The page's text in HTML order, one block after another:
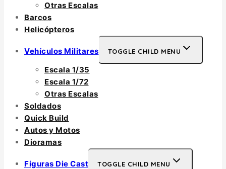
Otras Escalas
Barcos
Helicópteros
Vehículos Militares TOGGLE CHILD MENU
Escala 1/35
Escala 1/72
Otras Escalas
Soldados
Quick Build
Autos y Motos
Dioramas
Figuras Die Cast TOGGLE CHILD MENU